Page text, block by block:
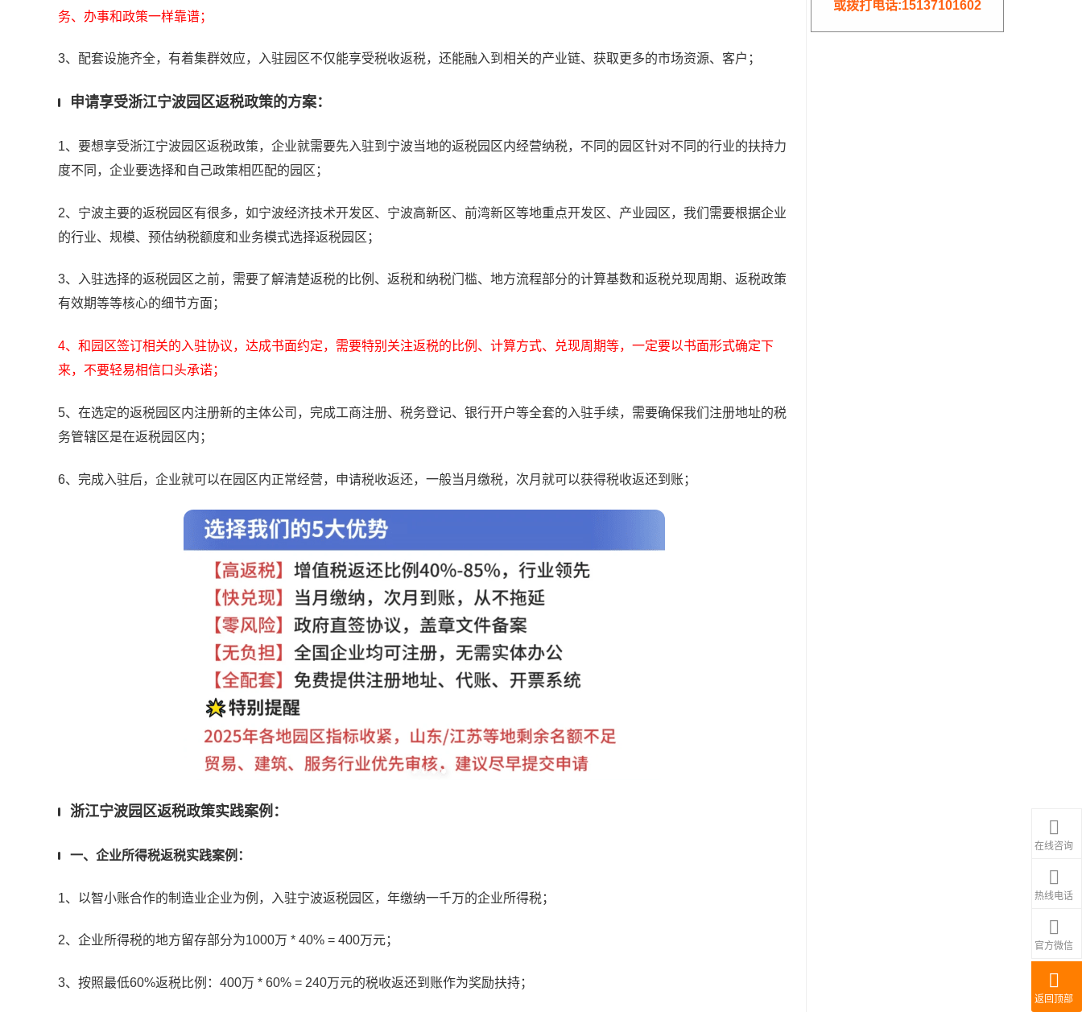
务、办事和政策一样靠谱；
3、配套设施齐全，有着集群效应，入驻园区不仅能享受税收返税，还能融入到相关的产业链、获取更多的市场资源、客户；
申请享受浙江宁波园区返税政策的方案：
1、要想享受浙江宁波园区返税政策，企业就需要先入驻到宁波当地的返税园区内经营纳税，不同的园区针对不同的行业的扶持力
度不同，企业要选择和自己政策相匹配的园区；
2、宁波主要的返税园区有很多，如宁波经济技术开发区、宁波高新区、前湾新区等地重点开发区、产业园区，我们需要根据企业
的行业、规模、预估纳税额度和业务模式选择返税园区；
3、入驻选择的返税园区之前，需要了解清楚返税的比例、返税和纳税门槛、地方流程部分的计算基数和返税兑现周期、返税政策
有效期等等核心的细节方面；
4、和园区签订相关的入驻协议，达成书面约定，需要特别关注返税的比例、计算方式、兑现周期等，一定要以书面形式确定下
来，不要轻易相信口头承诺；
5、在选定的返税园区内注册新的主体公司，完成工商注册、税务登记、银行开户等全套的入驻手续，需要确保我们注册地址的税
务管辖区是在返税园区内；
6、完成入驻后，企业就可以在园区内正常经营，申请税收返还，一般当月缴税，次月就可以获得税收返还到账；
浙江宁波园区返税政策实践案例：
一、企业所得税返税实践案例：
1、以智小账合作的制造业企业为例，入驻宁波返税园区，年缴纳一千万的企业所得税；
2、企业所得税的地方留存部分为1000万 * 40% = 400万元；
3、按照最低60%返税 比例： 400万 * 60% = 240万元的税收返还到账作为奖励扶持；
在线咨询
热线电话
官方微信
返回顶部
或拨打电话:15137101602